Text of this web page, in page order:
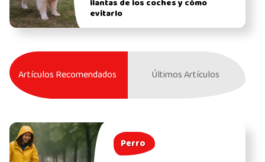
llantas de los coches y cómo
evitarlo
Artículos Recomendados Últimos Artículos
Perro